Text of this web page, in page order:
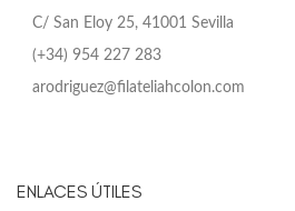
C/ San Eloy 25, 41001 Sevilla
(+34) 954 227 283
arodriguez@filateliahcolon.com
ENLACES ÚTILES